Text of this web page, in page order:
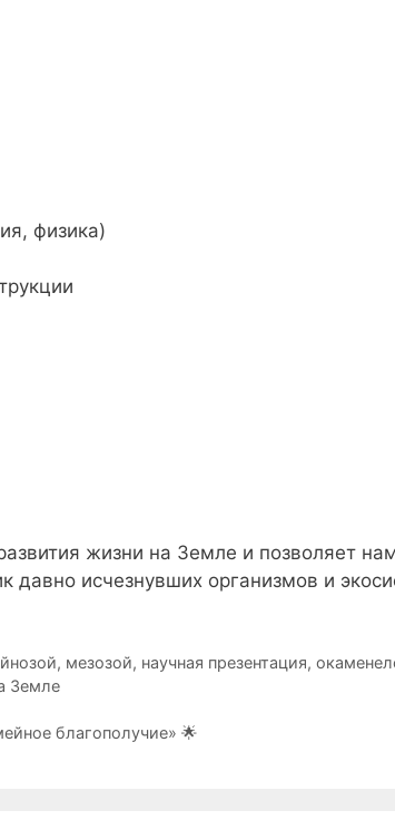
физика)
жизни на Земле и позволяет
давно исчезнувших организмов и
, мезозой, научная презентация,
Земле
благополучие» 🌟